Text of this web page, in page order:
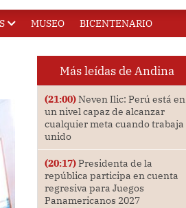
MUSEO BICENTENARIO
Más leídas de Andina
(21:00)Neven Ilic: Perú está en
un nivel capaz de alcanzar
cualquier meta cuando trabaja
unido
(20:17)Presidenta de la
república participa en cuenta
regresiva para Juegos
Panamericanos 2027